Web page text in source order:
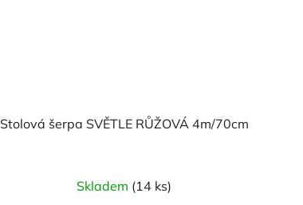
Stolová šerpa SVĚTLE RŮŽOVÁ 4m/70cm
Skladem (14 ks)